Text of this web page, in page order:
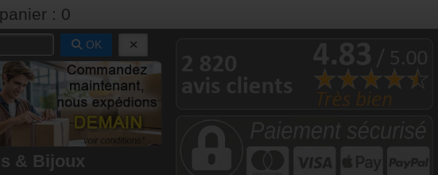
: 0
OK
& Bijoux